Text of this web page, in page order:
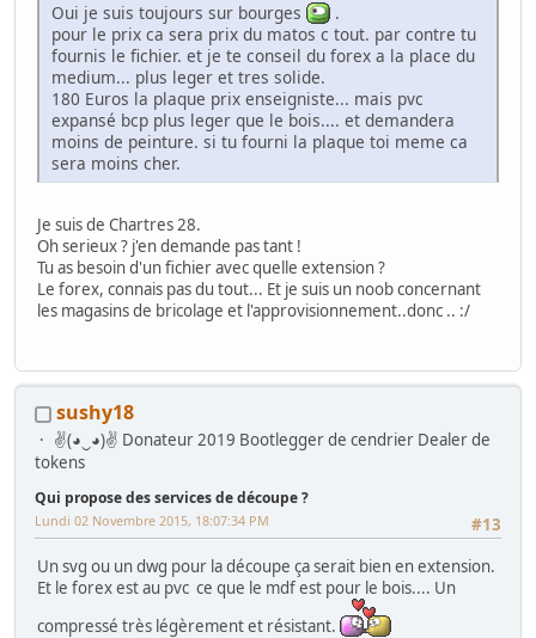
Oui je suis toujours sur bourges
.
pour le prix ca sera prix du matos c tout. par contre tu
fournis le fichier. et je te conseil du forex a la place du
medium... plus leger et tres solide.
180 Euros la plaque prix enseigniste... mais pvc
expansé bcp plus leger que le bois.... et demandera
moins de peinture. si tu fourni la plaque toi meme ca
sera moins cher.
Je suis de Chartres 28.
Oh serieux ? j'en demande pas tant !
Tu as besoin d'un fichier avec quelle extension ?
Le forex, connais pas du tout... Et je suis un noob concernant
les magasins de bricolage et l'approvisionnement..donc .. :/
sushy18
✌(◕‿◕)✌ Donateur 2019 Bootlegger de cendrier Dealer de
tokens
Qui propose des services de découpe ?
#13
Lundi 02 Novembre 2015, 18:07:34 PM
Un svg ou un dwg pour la découpe ça serait bien en extension.
Et le forex est au pvc ce que le mdf est pour le bois.... Un
compressé très légèrement et résistant.